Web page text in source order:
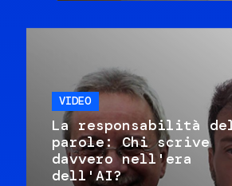
VIDEO
La responsabilità
parole: Chi scrive
davvero nell'era
dell'AI?